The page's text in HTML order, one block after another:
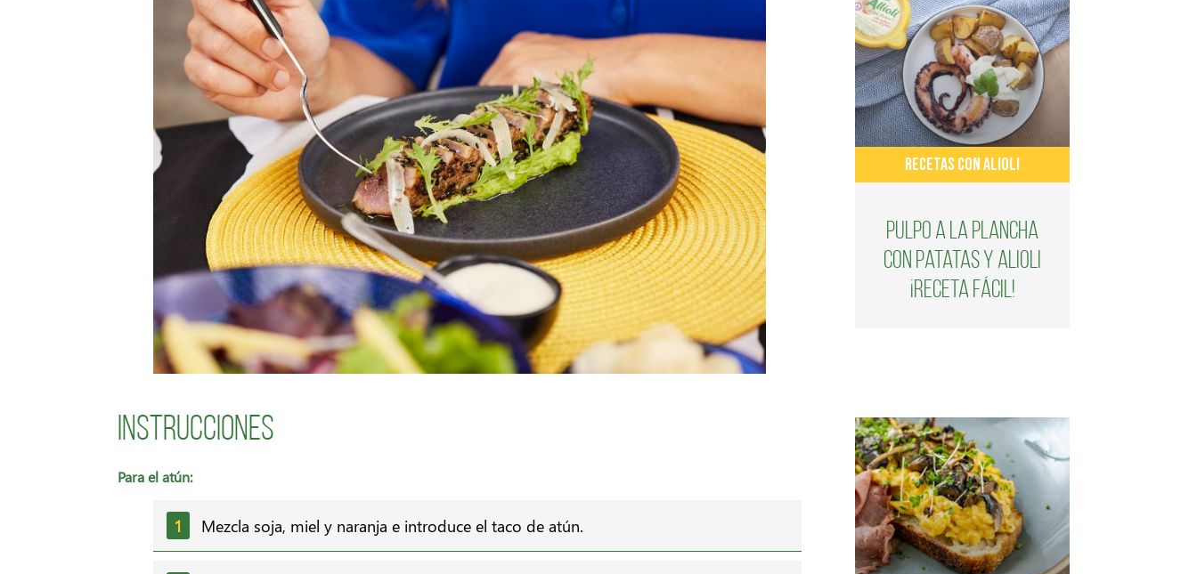
Instrucciones
Para el atún:
Mezcla soja, miel y naranja e introduce el taco de atún.
RECETAS CON ALIOLI
Pulpo a la plancha
con patatas y alioli
¡Receta fácil!